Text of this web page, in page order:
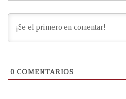
0 COMENTARIOS